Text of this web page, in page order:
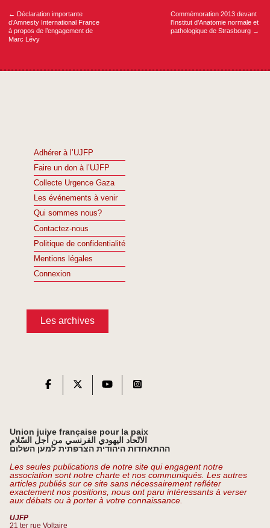
← Déclaration importante
d’Amnesty International France
à propos de l’engagement de
Marc Lévy
Commémoration 2013 devant
l’Institut d’Anatomie normale et
pathologique de Strasbourg →
Adhérer à l’UJFP
Faire un don à l’UJFP
Collecte Urgence Gaza
Les événements à venir
Qui sommes nous?
Contactez-nous
Politique de confidentialité
Mentions légales
Connexion
Les archives
Union juive française pour la paix
الاتّحاد اليهودي الفرنسي من أجل السّلام
ההתאחדות היהודית הצרפתית למען השלום
Les seules publications de notre site qui engagent notre
association sont notre charte et nos communiqués. Les autres
articles publiés sur ce site sans nécessairement refléter
exactement nos positions, nous ont paru intéressants à verser
aux débats ou à porter à votre connaissance.
UJFP
21 ter rue Voltaire